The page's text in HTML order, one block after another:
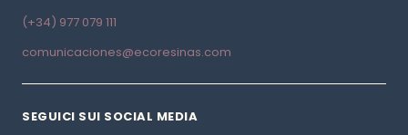
(+34) 977 079 111
comunicaciones@ecoresinas.com
SEGUICI SUI SOCIAL MEDIA